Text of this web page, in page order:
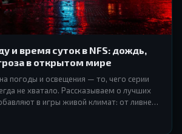
и время суток в NFS: дождь,
в открытом мире
погоды и освещения — то, чего серии
не хватало. Рассказываем о лучших
в игры живой климат: от ливней и